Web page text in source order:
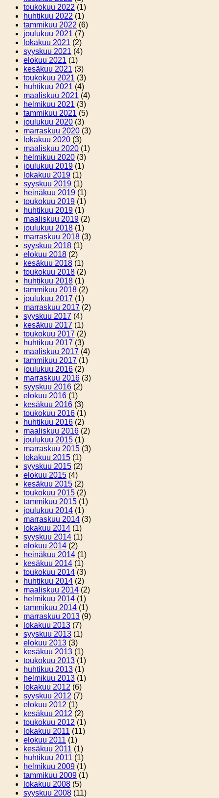
toukokuu 2022 (1)
huhtikuu 2022 (1)
tammikuu 2022 (6)
joulukuu 2021 (7)
lokakuu 2021 (2)
syyskuu 2021 (4)
elokuu 2021 (1)
kesäkuu 2021 (3)
toukokuu 2021 (3)
huhtikuu 2021 (4)
maaliskuu 2021 (4)
helmikuu 2021 (3)
tammikuu 2021 (5)
joulukuu 2020 (3)
marraskuu 2020 (3)
lokakuu 2020 (3)
maaliskuu 2020 (1)
helmikuu 2020 (3)
joulukuu 2019 (1)
lokakuu 2019 (1)
syyskuu 2019 (1)
heinäkuu 2019 (1)
toukokuu 2019 (1)
huhtikuu 2019 (1)
maaliskuu 2019 (2)
joulukuu 2018 (1)
marraskuu 2018 (3)
syyskuu 2018 (1)
elokuu 2018 (2)
kesäkuu 2018 (1)
toukokuu 2018 (2)
huhtikuu 2018 (1)
tammikuu 2018 (2)
joulukuu 2017 (1)
marraskuu 2017 (2)
syyskuu 2017 (4)
kesäkuu 2017 (1)
toukokuu 2017 (2)
huhtikuu 2017 (3)
maaliskuu 2017 (4)
tammikuu 2017 (1)
joulukuu 2016 (2)
marraskuu 2016 (3)
syyskuu 2016 (2)
elokuu 2016 (1)
kesäkuu 2016 (3)
toukokuu 2016 (1)
huhtikuu 2016 (2)
maaliskuu 2016 (2)
joulukuu 2015 (1)
marraskuu 2015 (3)
lokakuu 2015 (1)
syyskuu 2015 (2)
elokuu 2015 (4)
kesäkuu 2015 (2)
toukokuu 2015 (2)
tammikuu 2015 (1)
joulukuu 2014 (1)
marraskuu 2014 (3)
lokakuu 2014 (1)
syyskuu 2014 (1)
elokuu 2014 (2)
heinäkuu 2014 (1)
kesäkuu 2014 (1)
toukokuu 2014 (3)
huhtikuu 2014 (2)
maaliskuu 2014 (2)
helmikuu 2014 (1)
tammikuu 2014 (1)
marraskuu 2013 (9)
lokakuu 2013 (7)
syyskuu 2013 (1)
elokuu 2013 (3)
kesäkuu 2013 (1)
toukokuu 2013 (1)
huhtikuu 2013 (1)
helmikuu 2013 (1)
lokakuu 2012 (6)
syyskuu 2012 (7)
elokuu 2012 (1)
kesäkuu 2012 (2)
toukokuu 2012 (1)
lokakuu 2011 (11)
elokuu 2011 (1)
kesäkuu 2011 (1)
huhtikuu 2011 (1)
helmikuu 2009 (1)
tammikuu 2009 (1)
lokakuu 2008 (5)
syyskuu 2008 (11)